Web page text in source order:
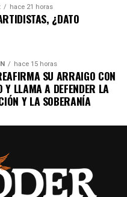
WhatsApp de
las noticias más
Roo directamente
WhatsApp
hace 21 horas
¿DATO
hace 15 horas
SU ARRAIGO CON
Y LLAMA A DEFENDER LA
Y LA SOBERANÍA